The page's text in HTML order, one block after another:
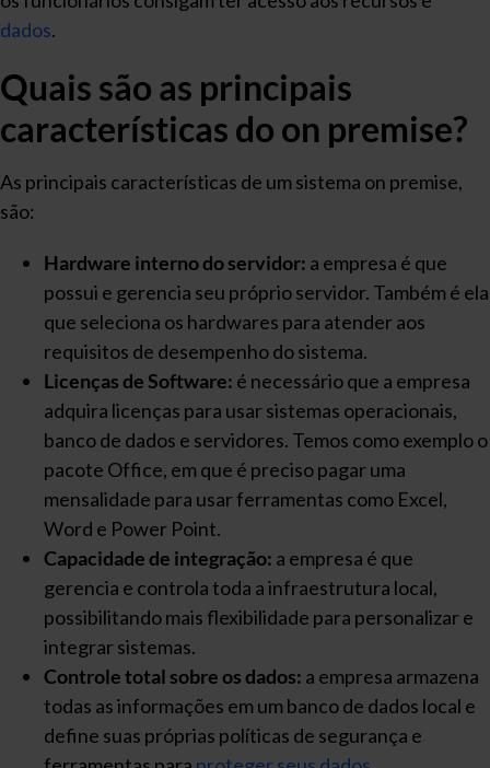
dados.
Quais são as principais
características do on premise?
As principais características de um sistema on premise,
são:
Hardware interno do servidor: a empresa é que
possui e gerencia seu próprio servidor. Também é ela
que seleciona os hardwares para atender aos
requisitos de desempenho do sistema.
Licenças de Software: é necessário que a empresa
adquira licenças para usar sistemas operacionais,
banco de dados e servidores. Temos como exemplo o
pacote Office, em que é preciso pagar uma
mensalidade para usar ferramentas como Excel,
Word e Power Point.
Capacidade de integração: a empresa é que
gerencia e controla toda a infraestrutura local,
possibilitando mais flexibilidade para personalizar e
integrar sistemas.
Controle total sobre os dados: a empresa armazena
todas as informações em um banco de dados local e
define suas próprias políticas de segurança e